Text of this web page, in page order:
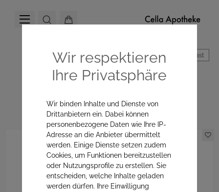
Hoher Kontrast
Unreinheiten
Wir respektieren
Ihre Privatsphäre
Wir binden Inhalte und Dienste von
Drittanbietern ein. Dabei können
personenbezogene Daten wie Ihre IP-
Adresse an die Anbieter übermittelt
werden. Einige Dienste setzen zudem
Cookies, um Funktionen bereitzustellen
oder Nutzungsprofile zu erstellen. Sie
entscheiden, welche Inhalte geladen
werden dürfen. Ihre Einwilligung